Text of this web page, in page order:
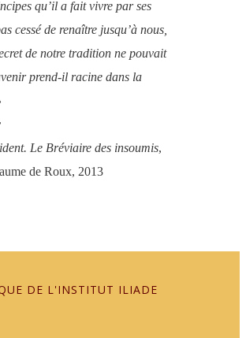
qu’il a fait vivre par ses
cessé de renaître jusqu’à nous,
de notre tradition ne pouvait
prend-il racine dans la
Le Bréviaire des insoumis,
de Roux, 2013
DE L'INSTITUT ILIADE